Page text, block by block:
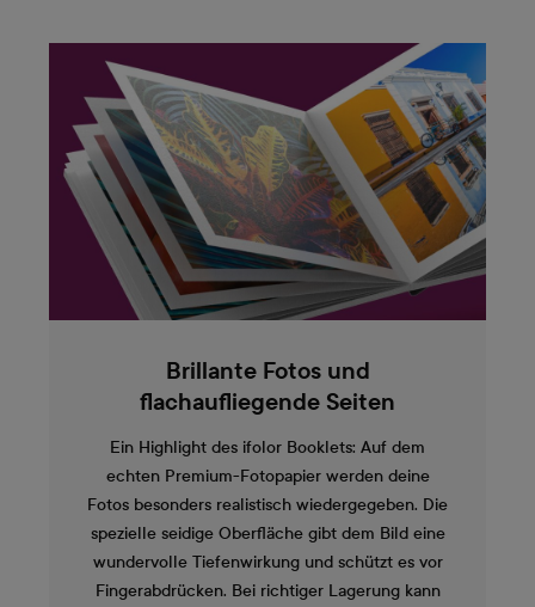
Brillante Fotos und
flachaufliegende Seiten
Ein Highlight des ifolor Booklets: Auf dem
echten Premium-Fotopapier werden deine
Fotos besonders realistisch wiedergegeben. Die
spezielle seidige Oberfläche gibt dem Bild eine
wundervolle Tiefenwirkung und schützt es vor
Fingerabdrücken. Bei richtiger Lagerung kann